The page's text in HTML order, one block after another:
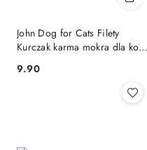
John Dog for Cats Filety
Kurczak karma mokra dla kota
Cena:
9.90